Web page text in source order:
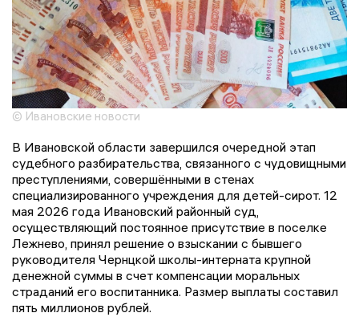
© Ивановские новости
В Ивановской области завершился очередной этап
судебного разбирательства, связанного с чудовищными
преступлениями, совершёнными в стенах
специализированного учреждения для детей-сирот. 12
мая 2026 года Ивановский районный суд,
осуществляющий постоянное присутствие в поселке
Лежнево, принял решение о взыскании с бывшего
руководителя Чернцкой школы-интерната крупной
денежной суммы в счет компенсации моральных
страданий его воспитанника. Размер выплаты составил
пять миллионов рублей.